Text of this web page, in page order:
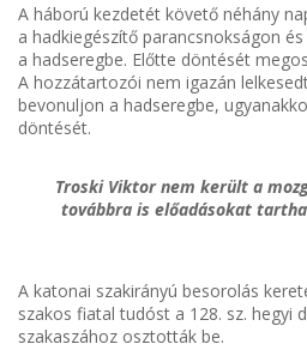
A háború kezdetét követő néhány
a hadkiegészítő parancsnokságon
a hadseregbe. Előtte döntését
A hozzátartozói nem igazán
bevonuljon a hadseregbe,
döntését.
Troski Viktor nem került a
továbbra is előadásokat
A katonai szakirányú besorolás
szakos fiatal tudóst a 128. sz. hegyi
szakaszához osztották be.